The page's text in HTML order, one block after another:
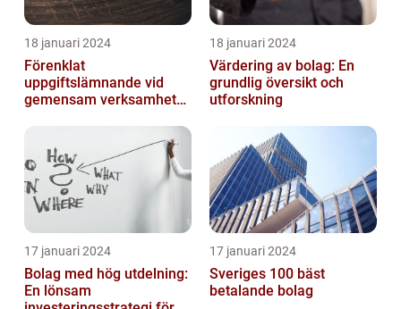
18 januari 2024
Förenklat
uppgiftslämnande vid
gemensam verksamhet
18 januari 2024
Värdering av bolag: En
grundlig översikt och
utforskning
17 januari 2024
Bolag med hög utdelning:
En lönsam
17 januari 2024
Sveriges 100 bäst
betalande bolag